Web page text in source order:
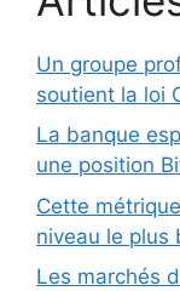
Un groupe
soutient la loi
La banque
une position
Cette
niveau le plus
Les marchés